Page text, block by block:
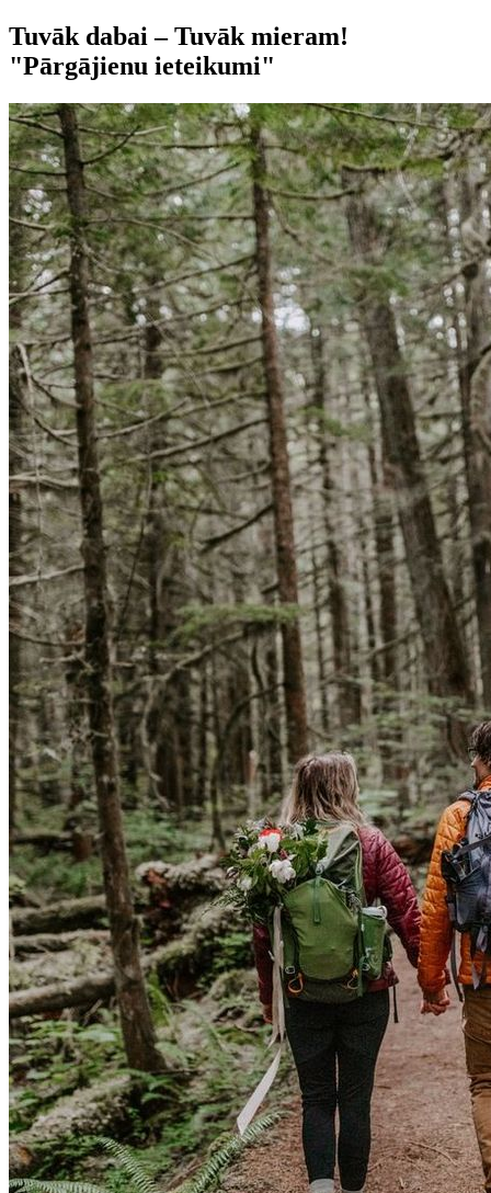
Tuvāk dabai – Tuvāk mieram!
"Pārgājienu ieteikumi"